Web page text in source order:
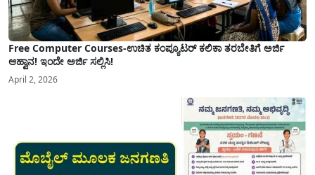
Free Computer Courses-ಉಚಿತ ಕಂಪ್ಯೂಟರ್ ಕಲಿಕಾ ತರಬೇತಿಗೆ ಅರ್ಜಿ
ಆಹ್ವಾನ! ಇಂದೇ ಅರ್ಜಿ ಸಲ್ಲಿಸಿ!
April 2, 2026